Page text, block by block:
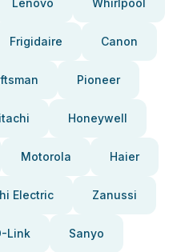
Lenovo Whirlpool
Frigidaire Canon
Pioneer
Honeywell
Motorola Haier
Electric Zanussi
Link Sanyo